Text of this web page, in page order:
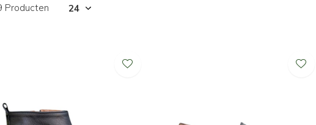
Producten